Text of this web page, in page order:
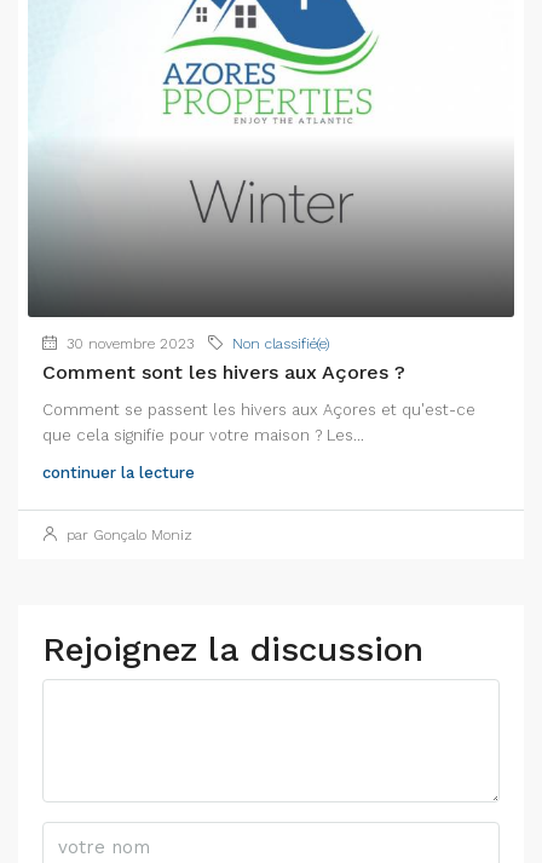
30 novembre 2023 Non classifié(e)
Comment sont les hivers aux Açores ?
Comment se passent les hivers aux Açores et qu'est-ce
que cela signifie pour votre maison ? Les...
continuer la lecture
par Gonçalo Moniz
Rejoignez la discussion